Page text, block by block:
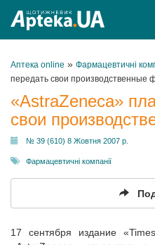
Аптека online » Фармацевтичні
передать свои производственные
«AstraZeneca»
свои
№ 39 (610) 8 Жовтня 2007 р.
Фармацевтичні компанії
17 сентября издание